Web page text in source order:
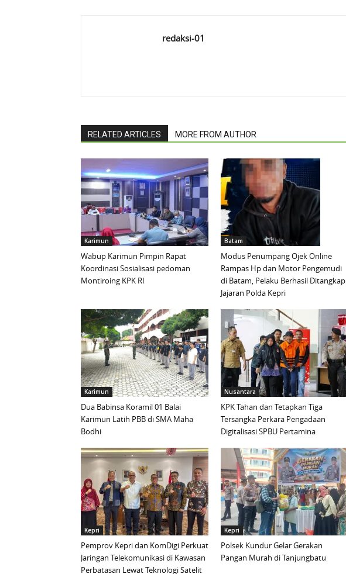
redaksi-01
RELATED ARTICLES MORE FROM AUTHOR
Karimun
Wabup Karimun Pimpin Rapat
Koordinasi Sosialisasi pedoman
Montiroing KPK RI
Batam
Modus Penumpang Ojek Online
Rampas Hp dan Motor Pengemudi
di Batam, Pelaku Berhasil Ditangkap
Jajaran Polda Kepri
Karimun
Dua Babinsa Koramil 01 Balai
Karimun Latih PBB di SMA Maha
Bodhi
Nusantara
KPK Tahan dan Tetapkan Tiga
Tersangka Perkara Pengadaan
Digitalisasi SPBU Pertamina
Kepri
Pemprov Kepri dan KomDigi Perkuat
Jaringan Telekomunikasi di Kawasan
Perbatasan Lewat Teknologi Satelit
Kepri
Polsek Kundur Gelar Gerakan
Pangan Murah di Tanjungbatu